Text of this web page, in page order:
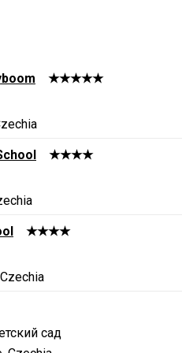
★★★★★
★★★★
★★★★
сад